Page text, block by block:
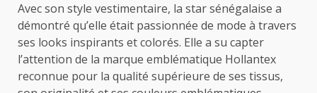
Avec son style vestimentaire, la star sénégalaise a
démontré qu’elle était passionnée de mode à travers
ses looks inspirants et colorés. Elle a su capter
l’attention de la marque emblématique Hollantex
reconnue pour la qualité supérieure de ses tissus,